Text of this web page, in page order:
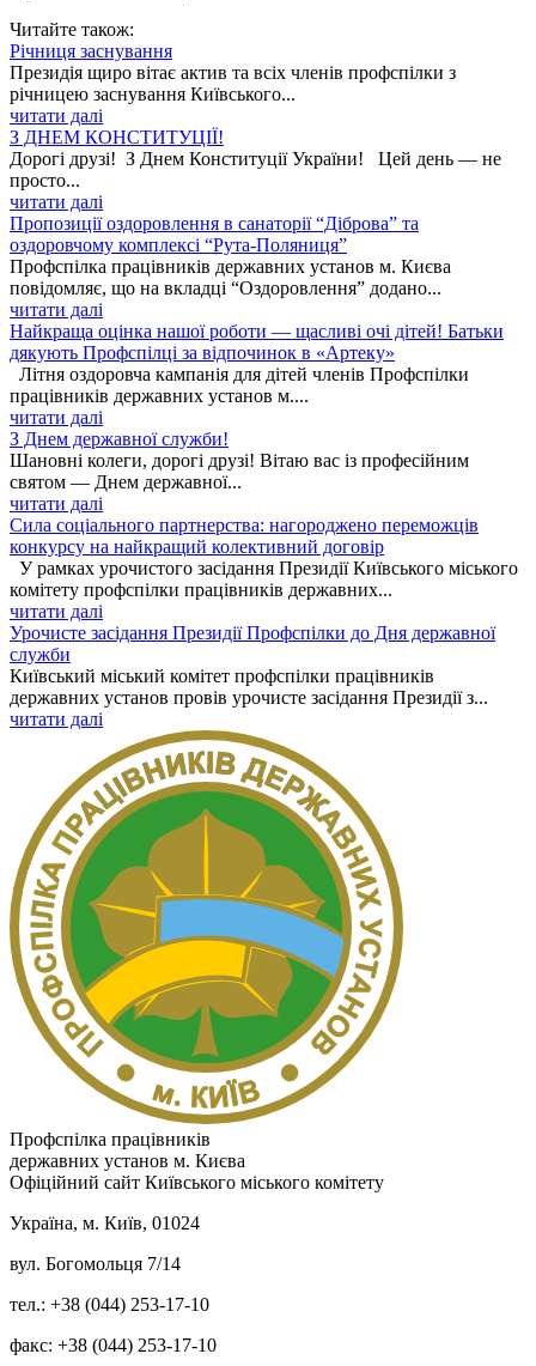
Читайте також:
Річниця заснування
Президія щиро вітає актив та всіх членів профспілки з
річницею заснування Київського...
читати далі
З ДНЕМ КОНСТИТУЦІЇ!
Дорогі друзі! З Днем Конституції України! Цей день — не
просто...
читати далі
Пропозиції оздоровлення в санаторії “Діброва” та
оздоровчому комплексі “Рута-Поляниця”
Профспілка працівників державних установ м. Києва
повідомляє, що на вкладці “Оздоровлення” додано...
читати далі
Найкраща оцінка нашої роботи — щасливі очі дітей! Батьки
дякують Профспілці за відпочинок в «Артеку»
Літня оздоровча кампанія для дітей членів Профспілки
працівників державних установ м....
читати далі
З Днем державної служби!
Шановні колеги, дорогі друзі! Вітаю вас із професійним
святом — Днем державної...
читати далі
Сила соціального партнерства: нагороджено переможців
конкурсу на найкращий колективний договір
У рамках урочистого засідання Президії Київського міського
комітету профспілки працівників державних...
читати далі
Урочисте засідання Президії Профспілки до Дня державної
служби
Київський міський комітет профспілки працівників
державних установ провів урочисте засідання Президії з...
читати далі
Профспілка працівників
державних установ м. Києва
Офіційний сайт Київського міського комітету
Україна, м. Київ, 01024
вул. Богомольця 7/14
тел.: +38 (044) 253-17-10
факс: +38 (044) 253-17-10